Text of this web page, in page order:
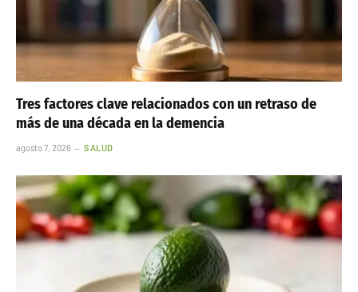
Tres factores clave relacionados con un retraso de
más de una década en la demencia
agosto 7, 2026 SALUD